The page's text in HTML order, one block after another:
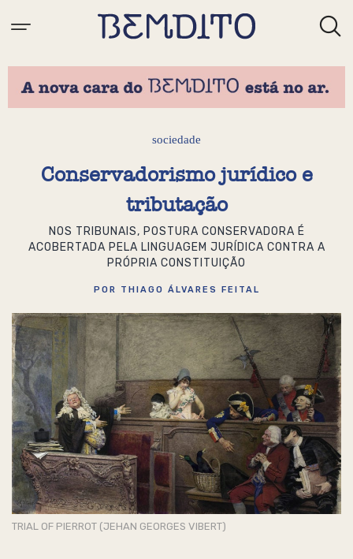
sociedade
Conservadorismo jurídico e
tributação
NOS TRIBUNAIS, POSTURA CONSERVADORA É
ACOBERTADA PELA LINGUAGEM JURÍDICA CONTRA A
PRÓPRIA CONSTITUIÇÃO
POR THIAGO ÁLVARES FEITAL
TRIAL OF PIERROT (JEHAN GEORGES VIBERT)